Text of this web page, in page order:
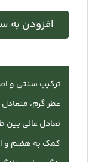
افزودن به
ترکیب سنتی و
عطر گرم،
تعادل عالی
کمک به هضم و